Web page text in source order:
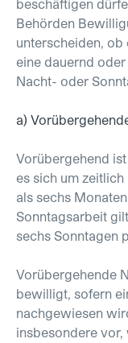
beschäftigen
Behörden
unterscheiden,
eine dauernd
Nacht- oder
a)
Vorübergehend
es sich um
als sechs
Sonntagsarbeit
sechs Sonntagen
Vorübergehende
bewilligt, sofern
nachgewiesen
insbesondere